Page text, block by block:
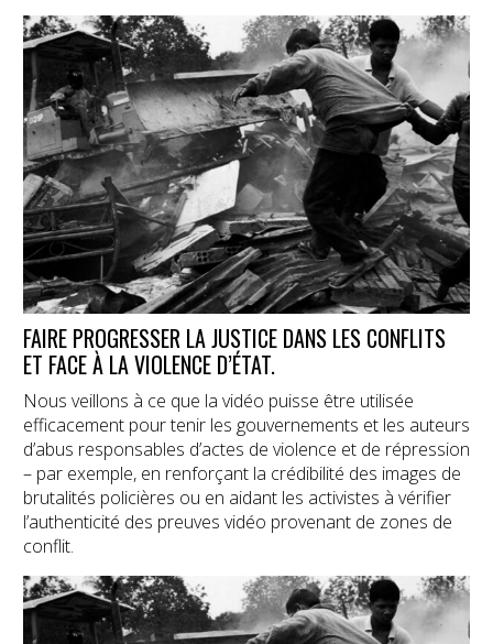
FAIRE PROGRESSER LA JUSTICE DANS LES CONFLITS
ET FACE À LA VIOLENCE D’ÉTAT.
Nous veillons à ce que la vidéo puisse être utilisée
efficacement pour tenir les gouvernements et les auteurs
d’abus responsables d’actes de violence et de répression
– par exemple, en renforçant la crédibilité des images de
brutalités policières ou en aidant les activistes à vérifier
l’authenticité des preuves vidéo provenant de zones de
conflit.